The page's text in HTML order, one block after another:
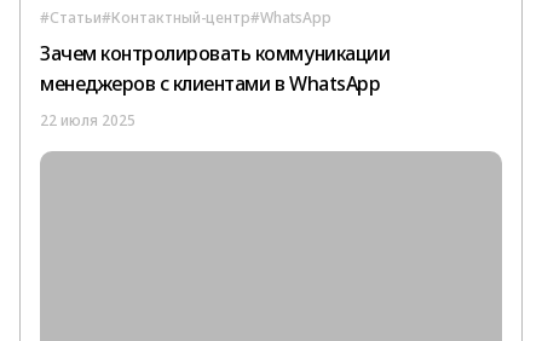
#Статьи#Контактный-центр#WhatsApp
Зачем контролировать коммуникации
менеджеров с клиентами в WhatsApp
22 июля 2025